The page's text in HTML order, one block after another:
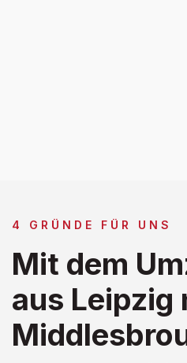
4 GRÜNDE FÜR UNS
Mit dem
aus Leipzig